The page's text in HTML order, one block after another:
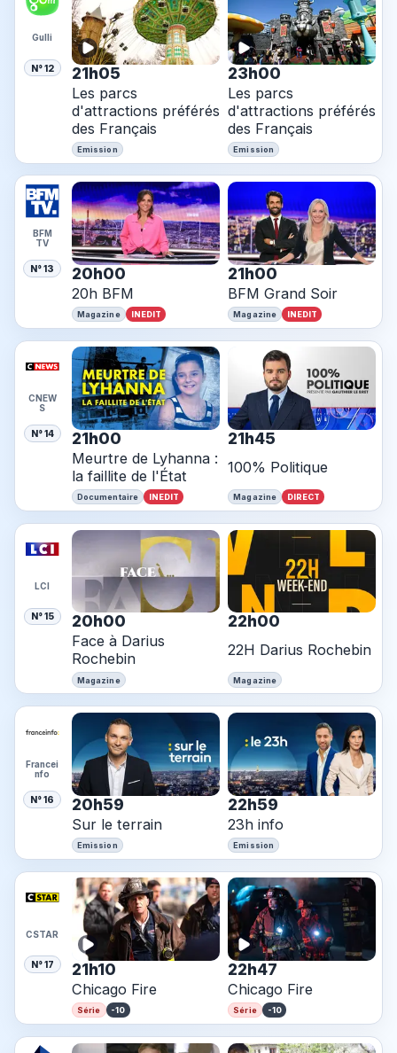
Gulli
N° 12 21h05
Les parcs
d'attractions préférés
des Français
Emission
23h00
Les parcs
d'attractions préférés
des Français
Emission
BFM
TV
N° 13 20h00
20h BFM
Magazine INEDIT
21h00
BFM Grand Soir
Magazine INEDIT
CNEW
S
N° 14 21h00
Meurtre de Lyhanna :
la faillite de l'État
Documentaire INEDIT
21h45
100% Politique
Magazine DIRECT
LCI
N° 15 20h00
Face à Darius
Rochebin
Magazine
22h00
22H Darius Rochebin
Magazine
Francei
nfo
N° 16 20h59
Sur le terrain
Emission
22h59
23h info
Emission
CSTAR
N° 17 21h10
Chicago Fire
Série -10
22h47
Chicago Fire
Série -10